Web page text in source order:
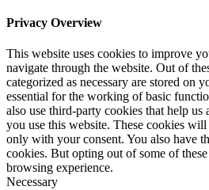
Privacy Overview
This website uses cookies to improve
navigate through the website. Out of
categorized as necessary are stored on
essential for the working of basic
also use third-party cookies that help us
you use this website. These cookies
only with your consent. You also have
cookies. But opting out of some of
browsing experience.
Necessary